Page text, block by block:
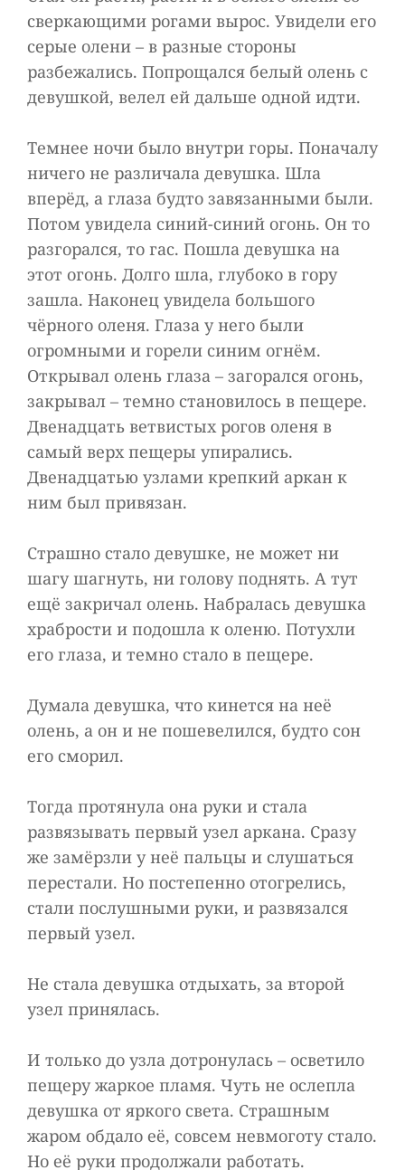
сверкающими рогами вырос. Увидели его
серые олени – в разные стороны
разбежались. Попрощался белый олень с
девушкой, велел ей дальше одной идти.
Темнее ночи было внутри горы. Поначалу
ничего не различала девушка. Шла
вперёд, а глаза будто завязанными были.
Потом увидела синий-синий огонь. Он то
разгорался, то гас. Пошла девушка на
этот огонь. Долго шла, глубоко в гору
зашла. Наконец увидела большого
чёрного оленя. Глаза у него были
огромными и горели синим огнём.
Открывал олень глаза – загорался огонь,
закрывал – темно становилось в пещере.
Двенадцать ветвистых рогов оленя в
самый верх пещеры упирались.
Двенадцатью узлами крепкий аркан к
ним был привязан.
Страшно стало девушке, не может ни
шагу шагнуть, ни голову поднять. А тут
ещё закричал олень. Набралась девушка
храбрости и подошла к оленю. Потухли
его глаза, и темно стало в пещере.
Думала девушка, что кинется на неё
олень, а он и не пошевелился, будто сон
его сморил.
Тогда протянула она руки и стала
развязывать первый узел аркана. Сразу
же замёрзли у неё пальцы и слушаться
перестали. Но постепенно отогрелись,
стали послушными руки, и развязался
первый узел.
Не стала девушка отдыхать, за второй
узел принялась.
И только до узла дотронулась – осветило
пещеру жаркое пламя. Чуть не ослепла
девушка от яркого света. Страшным
жаром обдало её, совсем невмоготу стало.
Но её руки продолжали работать.